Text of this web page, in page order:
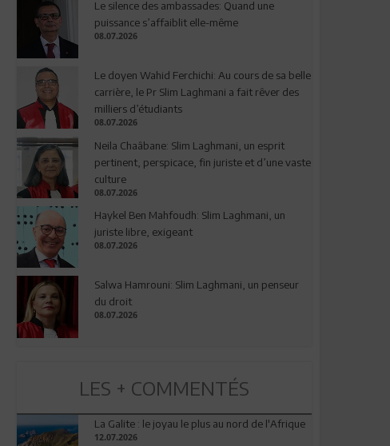
Le silence des ambassades: Quand une
puissance s’affaiblit elle-même
08.07.2026
Le doyen Wahid Ferchichi: Au cours de sa belle
carrière, le Pr Slim Laghmani a fait rêver des
milliers d’étudiants
08.07.2026
Neila Chaâbane: Slim Laghmani, un esprit
pertinent, perspicace, fin juriste et d’une vaste
culture
08.07.2026
Haykel Ben Mahfoudh: Slim Laghmani, un
juriste libre, exigeant
08.07.2026
Salwa Hamrouni: Slim Laghmani, un penseur
du droit
08.07.2026
LES + COMMENTÉS
La Galite : le joyau le plus au nord de l'Afrique
12.07.2026